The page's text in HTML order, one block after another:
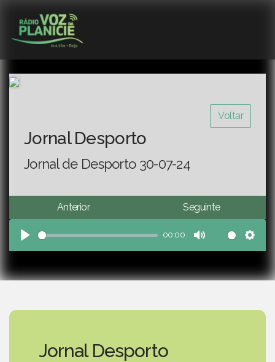
Voltar
Jornal Desporto
Jornal de Desporto 30-07-24
Anterior Seguinte
Play
00:00
Mute
Jornal Desporto